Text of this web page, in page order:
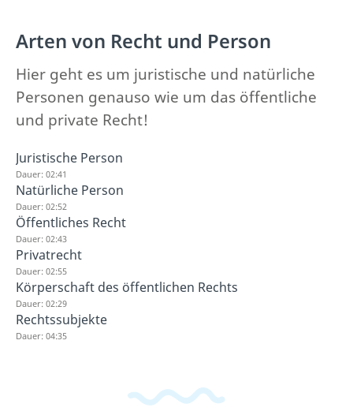
Arten von Recht und Person
Hier geht es um juristische und natürliche
Personen genauso wie um das öffentliche
und private Recht!
Juristische Person
Dauer: 02:41
Natürliche Person
Dauer: 02:52
Öffentliches Recht
Dauer: 02:43
Privatrecht
Dauer: 02:55
Körperschaft des öffentlichen Rechts
Dauer: 02:29
Rechtssubjekte
Dauer: 04:35